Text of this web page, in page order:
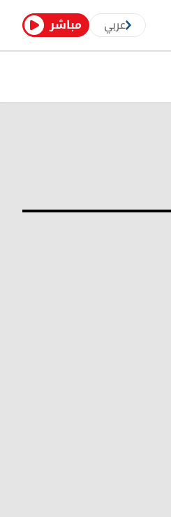
مباشر عربي